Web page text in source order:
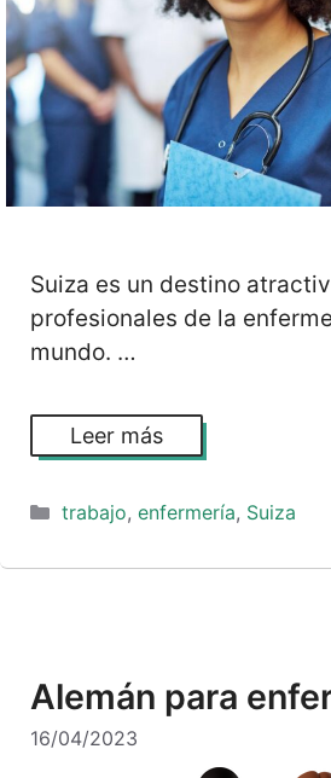
Suiza es un destino
profesionales de la
mundo. …
Leer más
Categorías
trabajo, enfermería, Suiza
Alemán para
16/04/2023